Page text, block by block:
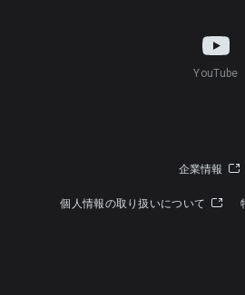
YouTube
企業情報
個人情報の取り扱いについて